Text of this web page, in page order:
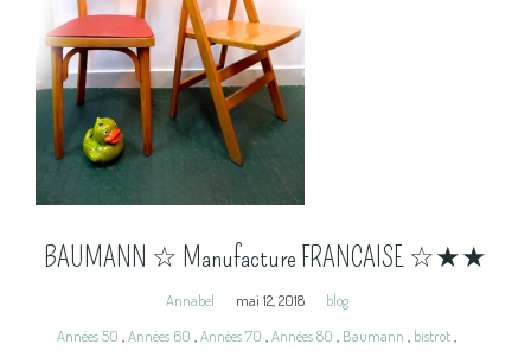
BAUMANN ☆ Manufacture FRANCAISE ☆★★
Annabel mai 12, 2018
blog
Années 50 Années 60 Années 70 Années 80 Baumann bistrot